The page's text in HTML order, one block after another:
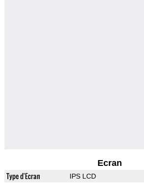
Ecran
Type d'Ecran IPS LCD